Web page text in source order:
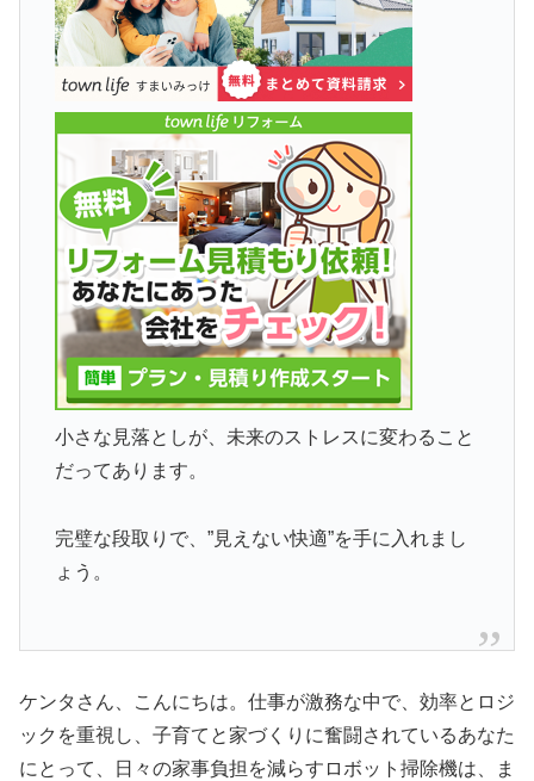
小さな見落としが、未来のストレスに変わること
だってあります。
完璧な段取りで、”見えない快適”を手に入れまし
ょう。
ケンタさん、こんにちは。仕事が激務な中で、効率とロジ
ックを重視し、子育てと家づくりに奮闘されているあなた
にとって、日々の家事負担を減らすロボット掃除機は、ま